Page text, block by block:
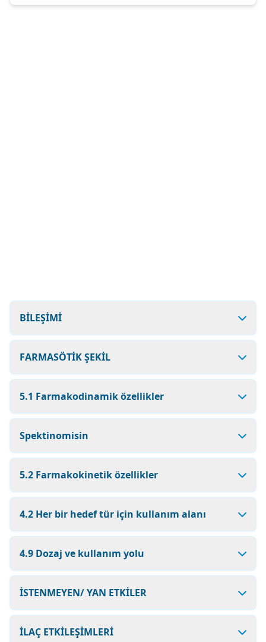
BİLEŞİMİ
FARMASÖTİK ŞEKİL
5.1 Farmakodinamik özellikler
Spektinomisin
5.2 Farmakokinetik özellikler
4.2 Her bir hedef tür için kullanım alanı
4.9 Dozaj ve kullanım yolu
İSTENMEYEN/ YAN ETKİLER
İLAÇ ETKİLEŞİMLERİ